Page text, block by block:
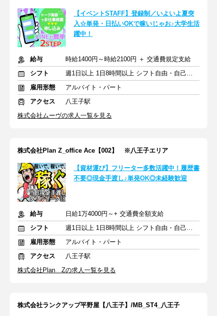
【イベントSTAFF】登録制／いよいよ夏突
入☆単発・日払いOKで稼いじゃお♪大学生活
躍中！
給与
時給1400円～時給2100円 ＋ 交通費規定支給
シフト
週1日以上 1日8時間以上 シフト自由・自己申告
雇用形態
アルバイト・パート
アクセス
八王子駅
株式会社ムーヴの求人一覧を見る
株式会社Plan Z_office Ace【002】 ※八王子エリア
【資材運び】フリーター多数活躍中！履歴書
不要◎現金手渡し♪単発OK◎未経験歓迎
給与
日給1万4000円～+ 交通費全額支給
シフト
週1日以上 1日8時間以上 シフト自由・自己申告
雇用形態
アルバイト・パート
アクセス
八王子駅
株式会社Plan Zの求人一覧を見る
株式会社ランクアップ平野屋【八王子】/MB_ST4_八王子